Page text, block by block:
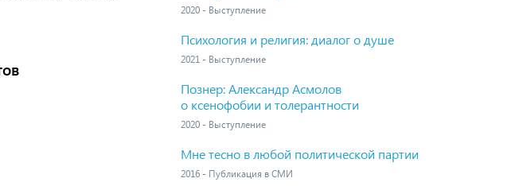
2020 - Выступление
Психология и религия: диалог о душе
2021 - Выступление
Познер: Александр Асмолов
о ксенофобии и толерантности
2020 - Выступление
Мне тесно в любой политической партии
2016 - Публикация в СМИ